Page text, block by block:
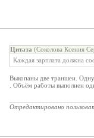
Цитата (Соколова Ксения
Каждая зарплата должна
Выкопаны две траншеи. Одну
. Объём работы выполнен
Отредактировано